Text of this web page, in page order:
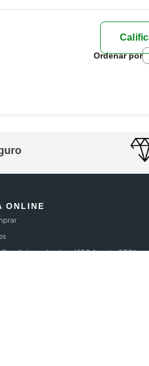
ONLINE
Condiciones Jumbo al 100 Agosto 2026